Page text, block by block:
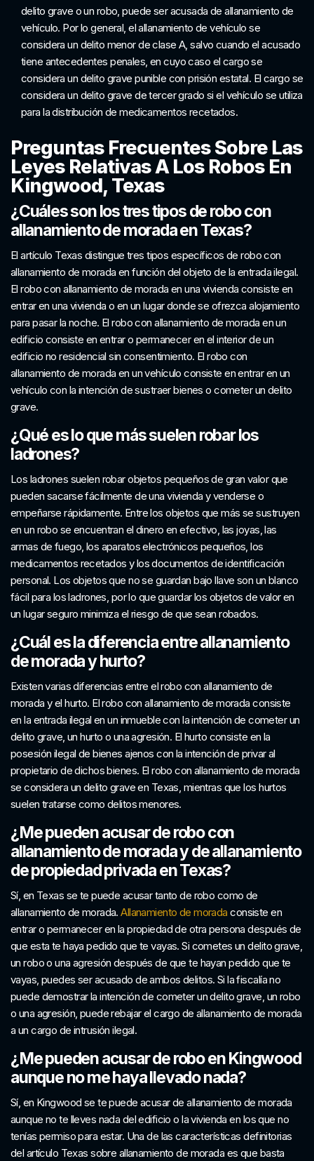
delito grave o un robo, puede ser acusada de allanamiento de
vehículo. Por lo general, el allanamiento de vehículo se
considera un delito menor de clase A, salvo cuando el acusado
tiene antecedentes penales, en cuyo caso el cargo se
considera un delito grave punible con prisión estatal. El cargo se
considera un delito grave de tercer grado si el vehículo se utiliza
para la distribución de medicamentos recetados.
Preguntas Frecuentes Sobre Las
Leyes Relativas A Los Robos En
Kingwood, Texas
¿Cuáles son los tres tipos de robo con
allanamiento de morada en Texas?
El artículo Texas distingue tres tipos específicos de robo con
allanamiento de morada en función del objeto de la entrada ilegal.
El robo con allanamiento de morada en una vivienda consiste en
entrar en una vivienda o en un lugar donde se ofrezca alojamiento
para pasar la noche. El robo con allanamiento de morada en un
edificio consiste en entrar o permanecer en el interior de un
edificio no residencial sin consentimiento. El robo con
allanamiento de morada en un vehículo consiste en entrar en un
vehículo con la intención de sustraer bienes o cometer un delito
grave.
¿Qué es lo que más suelen robar los
ladrones?
Los ladrones suelen robar objetos pequeños de gran valor que
pueden sacarse fácilmente de una vivienda y venderse o
empeñarse rápidamente. Entre los objetos que más se sustruyen
en un robo se encuentran el dinero en efectivo, las joyas, las
armas de fuego, los aparatos electrónicos pequeños, los
medicamentos recetados y los documentos de identificación
personal. Los objetos que no se guardan bajo llave son un blanco
fácil para los ladrones, por lo que guardar los objetos de valor en
un lugar seguro minimiza el riesgo de que sean robados.
¿Cuál es la diferencia entre allanamiento
de morada y hurto?
Existen varias diferencias entre el robo con allanamiento de
morada y el hurto. El robo con allanamiento de morada consiste
en la entrada ilegal en un inmueble con la intención de cometer un
delito grave, un hurto o una agresión. El hurto consiste en la
posesión ilegal de bienes ajenos con la intención de privar al
propietario de dichos bienes. El robo con allanamiento de morada
se considera un delito grave en Texas, mientras que los hurtos
suelen tratarse como delitos menores.
¿Me pueden acusar de robo con
allanamiento de morada y de allanamiento
de propiedad privada en Texas?
Sí, en Texas se te puede acusar tanto de robo como de
allanamiento de morada.Allanamiento de morada consiste en
entrar o permanecer en la propiedad de otra persona después de
que esta te haya pedido que te vayas. Si cometes un delito grave,
un robo o una agresión después de que te hayan pedido que te
vayas, puedes ser acusado de ambos delitos. Si la fiscalía no
puede demostrar la intención de cometer un delito grave, un robo
o una agresión, puede rebajar el cargo de allanamiento de morada
a un cargo de intrusión ilegal.
¿Me pueden acusar de robo en Kingwood
aunque no me haya llevado nada?
Sí, en Kingwood se te puede acusar de allanamiento de morada
aunque no te lleves nada del edificio o la vivienda en los que no
tenías permiso para estar. Una de las características definitorias
del artículo Texas sobre allanamiento de morada es que basta